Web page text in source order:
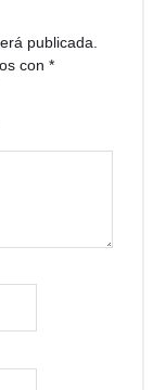
publicada.
con*